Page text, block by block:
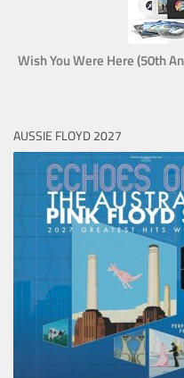
Wish You Were Here (50th
AUSSIE FLOYD 2027